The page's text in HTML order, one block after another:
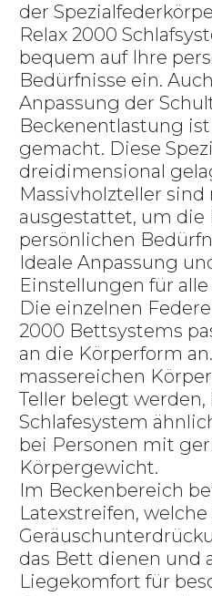
der
Relax 2000
bequem auf Ihre
Bedürfnisse ein.
Anpassung der
Beckenentlastung
gemacht. Diese
dreidimensional
Massivholzteller
ausgestattet, um die
persönlichen
Ideale Anpassung
Einstellungen für
Die einzelnen
2000 Bettsystems
an die Körperform
massereichen
Teller belegt werden,
Schlafesystem
bei Personen mit
Körpergewicht.
Im Beckenbereich
Latexstreifen,
das Bett dienen und
Liegekomfort für